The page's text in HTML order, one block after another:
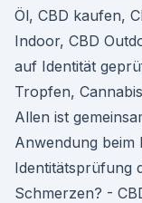
Öl, CBD kaufen,
Indoor, CBD
auf Identität
Tropfen,
Allen ist
Anwendung beim
Identitätsprüfung
Schmerzen? -